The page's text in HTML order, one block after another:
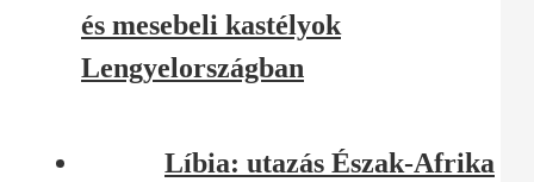
és mesebeli kastélyok
Lengyelországban
Líbia: utazás Észak-Afrika